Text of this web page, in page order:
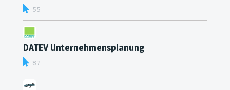
55
DATEV Unternehmensplanung
87